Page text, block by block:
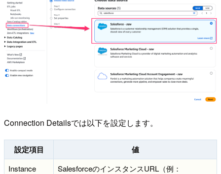
Connection Detailsでは以下を設定します。
設定項目 値
Instance
SalesforceのインスタンスURL（例：